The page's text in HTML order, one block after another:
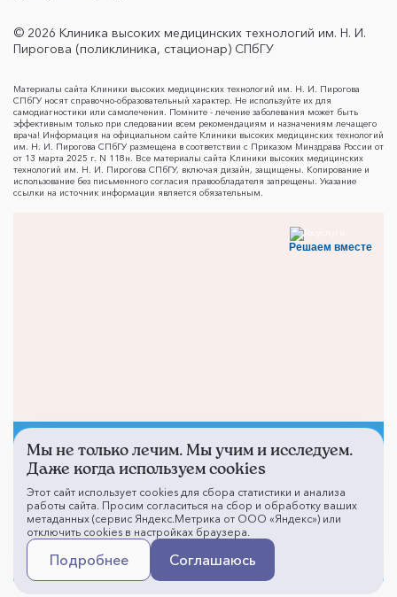
© 2026 Клиника высоких медицинских технологий им. Н. И.
Пирогова (поликлиника, стационар) СПбГУ
Материалы сайта Клиники высоких медицинских технологий им. Н. И. Пирогова
СПбГУ носят справочно-образовательный характер. Не используйте их для
самодиагностики или самолечения. Помните - лечение заболевания может быть
эффективным только при следовании всем рекомендациям и назначениям лечащего
врача! Информация на официальном сайте Клиники высоких медицинских технологий
им. Н. И. Пирогова СПбГУ размещена в соответствии с Приказом Минздрава России от
от 13 марта 2025 г. N 118н. Все материалы сайта Клиники высоких медицинских
технологий им. Н. И. Пирогова СПбГУ, включая дизайн, защищены. Копирование и
использование без письменного согласия правообладателя запрещены. Указание
ссылки на источник информации является обязательным.
Решаем вместе
Не смогли записаться к
врачу?
Написать о проблеме
Мы не только лечим. Мы учим и исследуем.
Даже когда используем cookies
Этот сайт использует cookies для сбора статистики и анализа
работы сайта. Просим согласиться на сбор и обработку ваших
метаданных (сервис Яндекс.Метрика от ООО «Яндекс») или
отключить cookies в настройках браузера.
Подробнее Соглашаюсь